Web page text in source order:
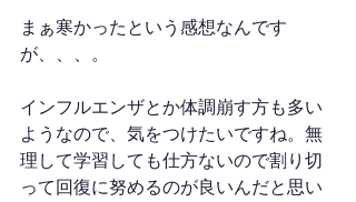
まぁ寒かったという感想なんです
が、、、。
インフルエンザとか体調崩す方も多い
ようなので、気をつけたいですね。無
理して学習しても仕方ないので割り切
って回復に努めるのが良いんだと思い